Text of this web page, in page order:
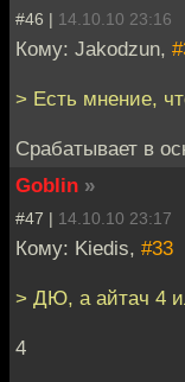
#46 | 14.10.10 23:16
Кому: Jakodzun,
> Есть мнение,
Срабатывает в
Goblin »
#47 | 14.10.10 23:17
Кому: Kiedis, #33
> ДЮ, а айтач 4
4